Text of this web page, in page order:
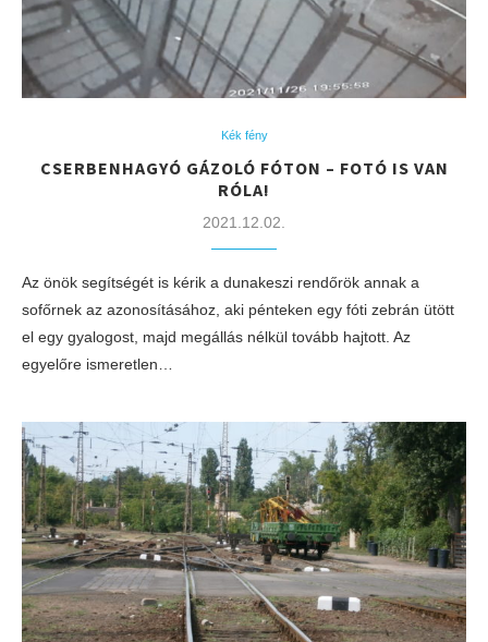
Kék fény
CSERBENHAGYÓ GÁZOLÓ FÓTON – FOTÓ IS VAN
RÓLA!
2021.12.02.
Az önök segítségét is kérik a dunakeszi rendőrök annak a
sofőrnek az azonosításához, aki pénteken egy fóti zebrán ütött
el egy gyalogost, majd megállás nélkül tovább hajtott. Az
egyelőre ismeretlen…